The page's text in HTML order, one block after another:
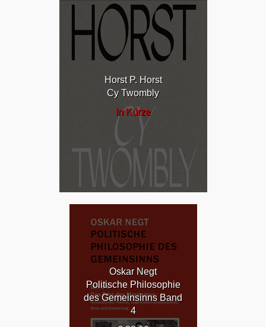
Horst P. Horst
Cy Twombly
In Kürze
Oskar Negt
Politische Philosophie
des Gemeinsinns Band
4